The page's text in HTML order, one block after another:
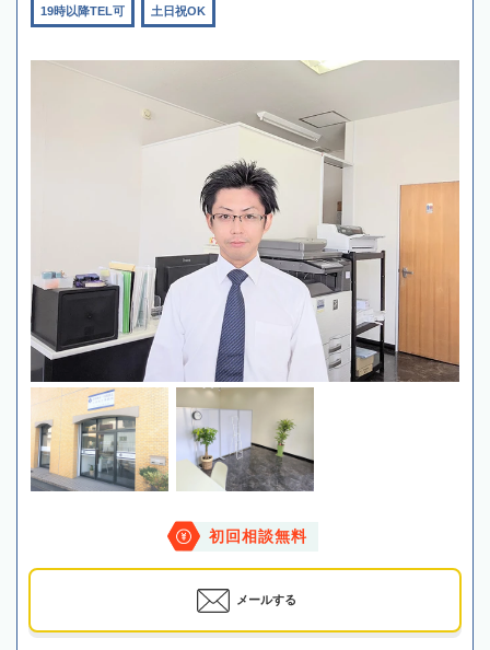
19時以降TEL可 土日祝OK
初回相談無料
メールする